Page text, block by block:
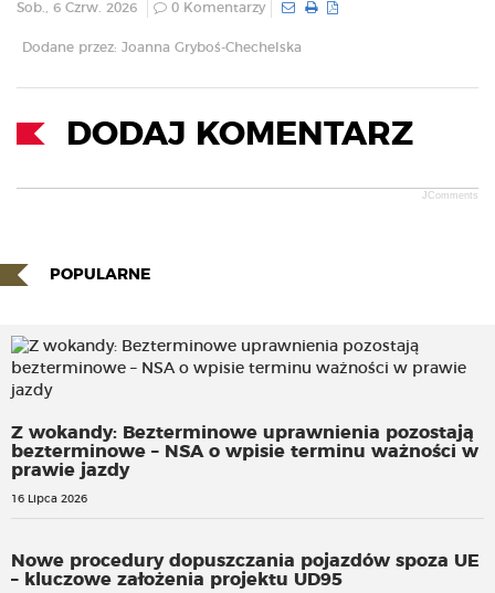
Sob., 6 Czrw. 2026 0 Komentarzy
Dodane przez: Joanna Gryboś-Chechelska
DODAJ KOMENTARZ
JComments
POPULARNE
Z wokandy: Bezterminowe uprawnienia pozostają
bezterminowe – NSA o wpisie terminu ważności w
prawie jazdy
16 Lipca 2026
Nowe procedury dopuszczania pojazdów spoza UE
– kluczowe założenia projektu UD95